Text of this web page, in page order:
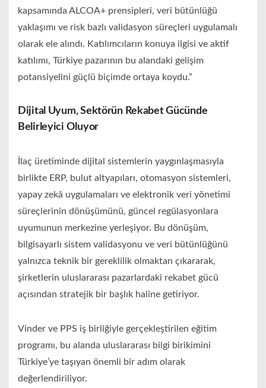
kapsamında ALCOA+ prensipleri, veri bütünlüğü
yaklaşımı ve risk bazlı validasyon süreçleri uygulamalı
olarak ele alındı. Katılımcıların konuya ilgisi ve aktif
katılımı, Türkiye pazarının bu alandaki gelişim
potansiyelini güçlü biçimde ortaya koydu.”
Dijital Uyum, Sektörün Rekabet Gücünde
Belirleyici Oluyor
İlaç üretiminde dijital sistemlerin yaygınlaşmasıyla
birlikte ERP, bulut altyapıları, otomasyon sistemleri,
yapay zekâ uygulamaları ve elektronik veri yönetimi
süreçlerinin dönüşümünü, güncel regülasyonlara
uyumunun merkezine yerleşiyor. Bu dönüşüm,
bilgisayarlı sistem validasyonu ve veri bütünlüğünü
yalnızca teknik bir gereklilik olmaktan çıkararak,
şirketlerin uluslararası pazarlardaki rekabet gücü
açısından stratejik bir başlık haline getiriyor.
Vinder ve PPS iş birliğiyle gerçekleştirilen eğitim
programı, bu alanda uluslararası bilgi birikimini
Türkiye’ye taşıyan önemli bir adım olarak
değerlendiriliyor.